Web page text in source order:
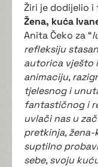
Žiri je dodijelio i
Žena, kuća
Anita Čeko za “
refleksiju
autorica vješto
animaciju,
tjelesnog i
fantastičnog i
uvlači nas u
pretkinja,
suptilno
sebe, svoju